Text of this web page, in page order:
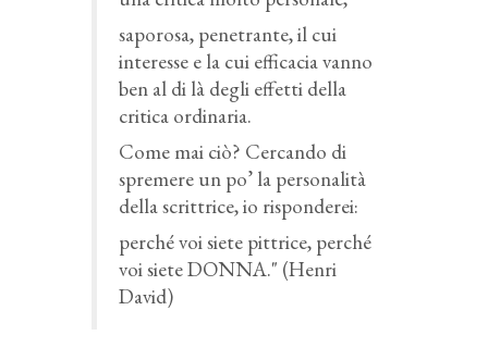
saporosa, penetrante, il cui
interesse e la cui efficacia vanno
ben al di là degli effetti della
critica ordinaria.
Come mai ciò? Cercando di
spremere un po’ la personalità
della scrittrice, io risponderei:
perché voi siete pittrice, perché
voi siete DONNA." (Henri
David)